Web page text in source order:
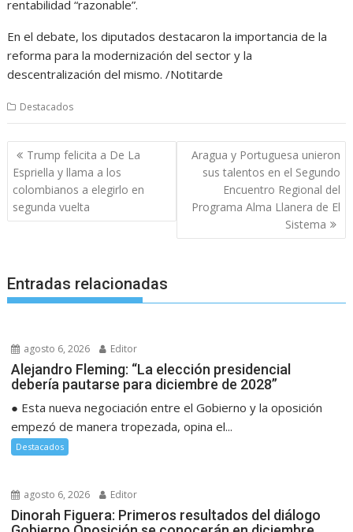
rentabilidad “razonable”.
En el debate, los diputados destacaron la importancia de la
reforma para la modernización del sector y la
descentralización del mismo. /Notitarde
Destacados
Trump felicita a De La
Espriella y llama a los
colombianos a elegirlo en
segunda vuelta
Aragua y Portuguesa unieron
sus talentos en el Segundo
Encuentro Regional del
Programa Alma Llanera de El
Sistema
Entradas relacionadas
agosto 6, 2026 Editor
Alejandro Fleming: “La elección presidencial
debería pautarse para diciembre de 2028”
● Esta nueva negociación entre el Gobierno y la oposición
empezó de manera tropezada, opina el...
Destacados
agosto 6, 2026 Editor
Dinorah Figuera: Primeros resultados del diálogo